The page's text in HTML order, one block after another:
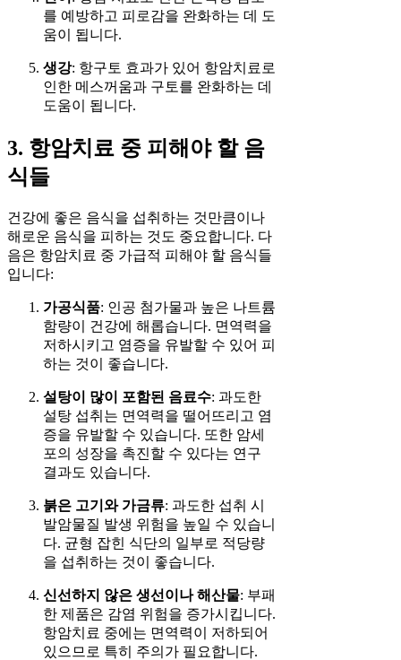
를 예방하고 피로감을 완화하는 데 도
움이 됩니다.
생강: 항구토 효과가 있어 항암치료로
인한 메스꺼움과 구토를 완화하는 데
도움이 됩니다.
3. 항암치료 중 피해야 할 음
식들
건강에 좋은 음식을 섭취하는 것만큼이나
해로운 음식을 피하는 것도 중요합니다. 다
음은 항암치료 중 가급적 피해야 할 음식들
입니다:
가공식품: 인공 첨가물과 높은 나트륨
함량이 건강에 해롭습니다. 면역력을
저하시키고 염증을 유발할 수 있어 피
하는 것이 좋습니다.
설탕이 많이 포함된 음료수: 과도한
설탕 섭취는 면역력을 떨어뜨리고 염
증을 유발할 수 있습니다. 또한 암세
포의 성장을 촉진할 수 있다는 연구
결과도 있습니다.
붉은 고기와 가금류: 과도한 섭취 시
발암물질 발생 위험을 높일 수 있습니
다. 균형 잡힌 식단의 일부로 적당량
을 섭취하는 것이 좋습니다.
신선하지 않은 생선이나 해산물: 부패
한 제품은 감염 위험을 증가시킵니다.
항암치료 중에는 면역력이 저하되어
있으므로 특히 주의가 필요합니다.